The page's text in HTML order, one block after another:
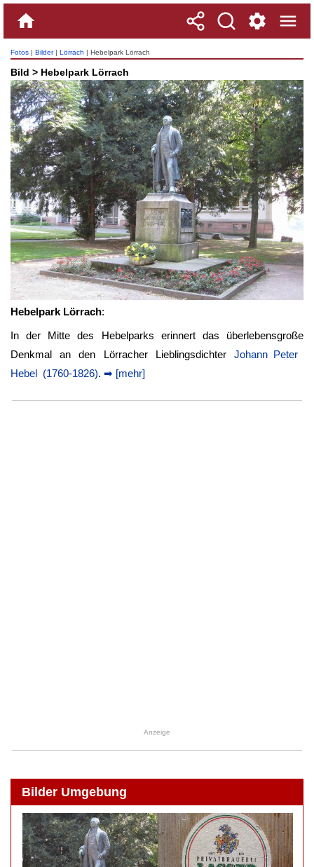
Fotos | Bilder| Lörrach | Hebelpark Lörrach
Bild > Hebelpark Lörrach
Hebelpark Lörrach:
In der Mitte des Hebelparks erinnert das überlebensgroße
Denkmal an den Lörracher Lieblingsdichter Johann Peter
Hebel (1760-1826). ➡ [mehr]
Anzeige
Bilder Umgebung